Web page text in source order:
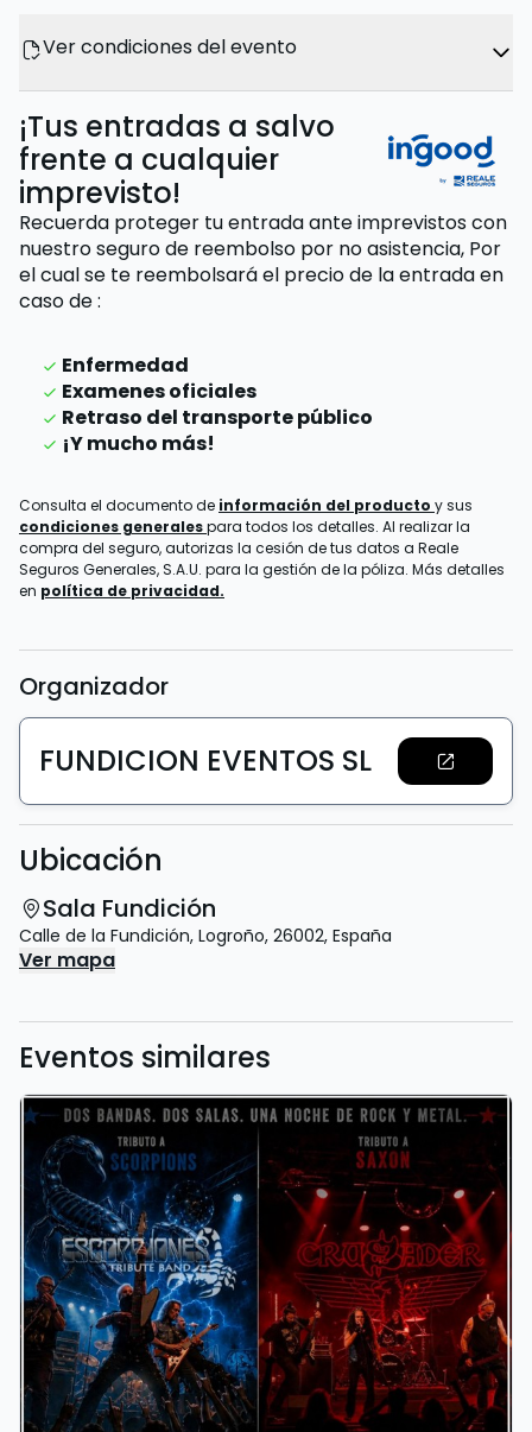
Ver condiciones del evento
¡Tus entradas a salvo
frente a cualquier
imprevisto!
Recuerda proteger tu entrada ante imprevistos con
nuestro seguro de reembolso por no asistencia, Por
el cual se te reembolsará el precio de la entradaen
caso de:
Enfermedad
Examenes oficiales
Retraso del transporte público
¡Y mucho más!
Consulta el documento de información del producto y sus
condiciones generalespara todos los detalles. Al realizar la
compra del seguro, autorizas la cesión de tus datos a Reale
Seguros Generales, S.A.U. para la gestión de la póliza. Más detalles
en política de privacidad.
Organizador
FUNDICION EVENTOS SL
Ubicación
Sala Fundición
Calle de la Fundición, Logroño, 26002, España
Ver mapa
Eventos similares